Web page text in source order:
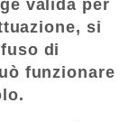
valida per
si
di
funzionare